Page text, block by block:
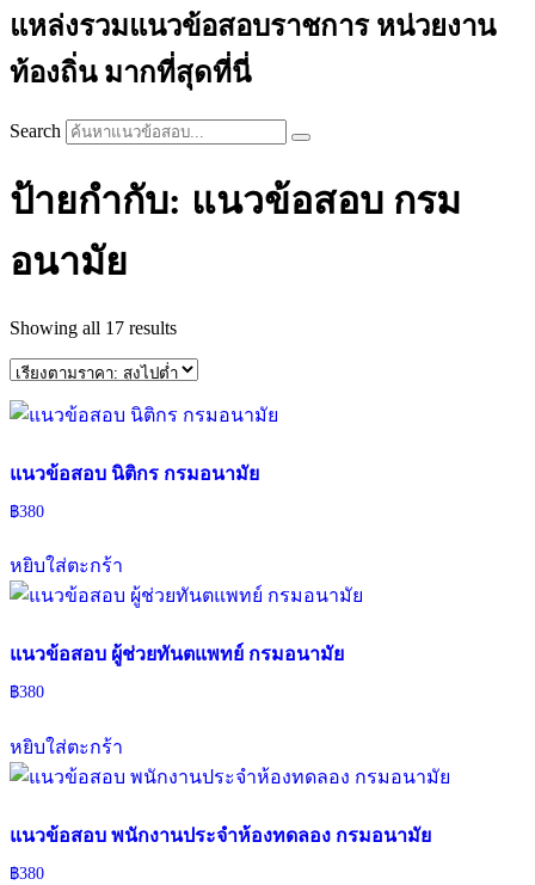
แหล่งรวมแนวข้อสอบราชการ หน่วยงาน
ท้องถิ่น มากที่สุดที่นี่
Search
ป้ายกำกับ: แนวข้อสอบ กรม
อนามัย
Showing all 17 resultsSorted
price:
to
แนวข้อสอบ นิติกร กรมอนามัย
฿380
หยิบใส่ตะกร้า
แนวข้อสอบ ผู้ช่วยทันตแพทย์ กรมอนามัย
฿380
หยิบใส่ตะกร้า
แนวข้อสอบ พนักงานประจำห้องทดลอง กรมอนามัย
฿380